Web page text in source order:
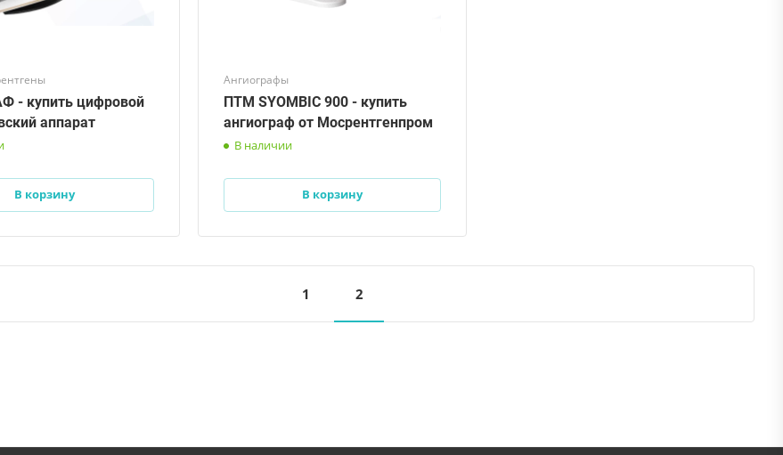
- купить цифровой
аппарат
В корзину
Ангиографы
ПТМ SYОМВIС 900 - купить
ангиограф от Мосрентгенпром
В наличии
В корзину
1 2